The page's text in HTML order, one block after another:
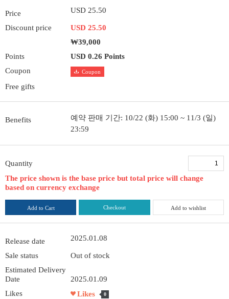
Price USD 25.50
Discount price
USD 25.50
₩39,000
Points
USD 0.26 Points
Coupon
Coupon
Free gifts
Benefits
예약 판매 기간: 10/22 (화) 15:00 ~ 11/3 (일)
23:59
Quantity
The price shown is the base price but total price will change
based on currency exchange
Add to Cart Checkout Add to wishlist
Release date 2025.01.08
Sale status
Out of stock
Estimated Delivery
Date
2025.01.09
Likes
Likes 0